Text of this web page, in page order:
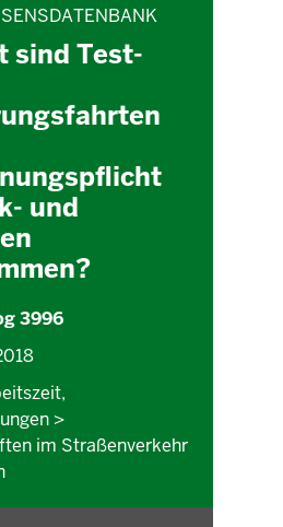
sind Test-
und
3996
>
im Straßenverkehr